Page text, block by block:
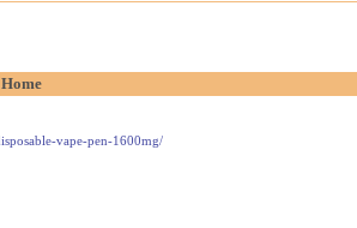
vape-pen-1600mg/